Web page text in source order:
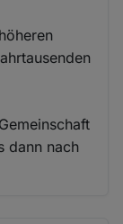
dann nach